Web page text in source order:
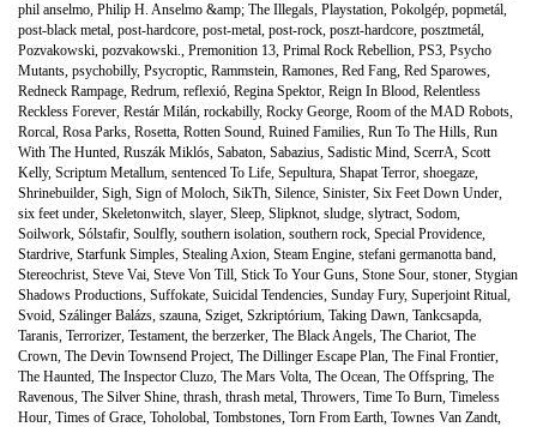
phil anselmo, Philip H. Anselmo &amp; The Illegals, Playstation, Pokolgép, popmetál,
post-black metal, post-hardcore, post-metal, post-rock, poszt-hardcore, posztmetál,
Pozvakowski, pozvakowski., Premonition 13, Primal Rock Rebellion, PS3, Psycho
Mutants, psychobilly, Psycroptic, Rammstein, Ramones, Red Fang, Red Sparowes,
Redneck Rampage, Redrum, reflexió, Regina Spektor, Reign In Blood, Relentless
Reckless Forever, Restár Milán, rockabilly, Rocky George, Room of the MAD Robots,
Rorcal, Rosa Parks, Rosetta, Rotten Sound, Ruined Families, Run To The Hills, Run
With The Hunted, Ruszák Miklós, Sabaton, Sabazius, Sadistic Mind, ScerrA, Scott
Kelly, Scriptum Metallum, sentenced To Life, Sepultura, Shapat Terror, shoegaze,
Shrinebuilder, Sigh, Sign of Moloch, SikTh, Silence, Sinister, Six Feet Down Under,
six feet under, Skeletonwitch, slayer, Sleep, Slipknot, sludge, slytract, Sodom,
Soilwork, Sólstafir, Soulfly, southern isolation, southern rock, Special Providence,
Stardrive, Starfunk Simples, Stealing Axion, Steam Engine, stefani germanotta band,
Stereochrist, Steve Vai, Steve Von Till, Stick To Your Guns, Stone Sour, stoner, Stygian
Shadows Productions, Suffokate, Suicidal Tendencies, Sunday Fury, Superjoint Ritual,
Svoid, Szálinger Balázs, szauna, Sziget, Szkriptórium, Taking Dawn, Tankcsapda,
Taranis, Terrorizer, Testament, the berzerker, The Black Angels, The Chariot, The
Crown, The Devin Townsend Project, The Dillinger Escape Plan, The Final Frontier,
The Haunted, The Inspector Cluzo, The Mars Volta, The Ocean, The Offspring, The
Ravenous, The Silver Shine, thrash, thrash metal, Throwers, Time To Burn, Timeless
Hour, Times of Grace, Toholobal, Tombstones, Torn From Earth, Townes Van Zandt,